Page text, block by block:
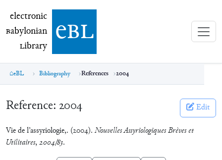
electronic Babylonian Library (eBL)
electronic
Babylonian
Library ebl
eBL Bibliography References 2004
Reference: 2004 Edit
Vie de l’assyriologie,. (2004). Nouvelles Assyriologiques Brèves et
Utilitaires,2004/83.